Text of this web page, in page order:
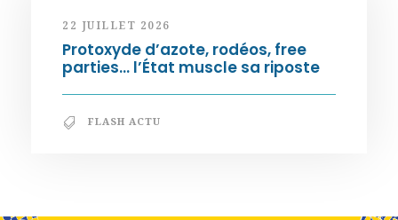
22 JUILLET 2026
Protoxyde d’azote, rodéos, free
parties… l’État muscle sa riposte
FLASH ACTU